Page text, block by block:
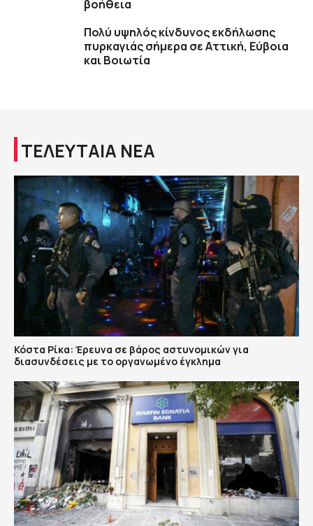
βοήθεια
Πολύ υψηλός κίνδυνος εκδήλωσης
πυρκαγιάς σήμερα σε Αττική, Εύβοια
και Βοιωτία
ΤΕΛΕΥΤΑΙΑ ΝΕΑ
Κόστα Ρίκα: Έρευνα σε βάρος αστυνομικών για
διασυνδέσεις με το οργανωμένο έγκλημα